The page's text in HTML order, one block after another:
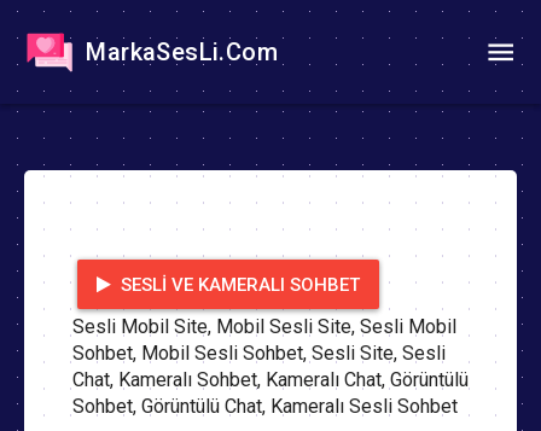
MarkaSesLi.Com
SESLI VE KAMERALI SOHBET
Sesli Mobil Site, Mobil Sesli Site, Sesli Mobil
Sohbet, Mobil Sesli Sohbet, Sesli Site, Sesli
Chat, Kameralı Sohbet, Kameralı Chat, Görüntülü
Sohbet, Görüntülü Chat, Kameralı Sesli Sohbet